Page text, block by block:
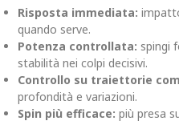
Risposta immediata:
quando serve.
Potenza controllata: spingi
stabilità nei colpi decisivi.
Controllo su traiettorie
profondità e variazioni.
Spin più efficace: più presa